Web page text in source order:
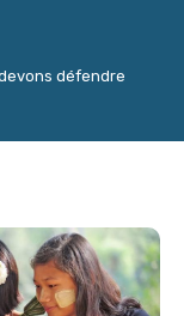
défendre